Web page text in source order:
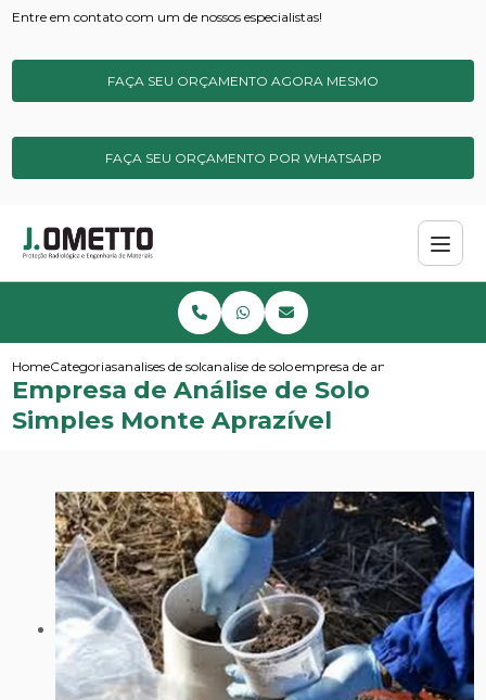
Entre em contato com um de nossos especialistas!
FAÇA SEU ORÇAMENTO AGORA MESMO
FAÇA SEU ORÇAMENTO POR WHATSAPP
HomeCategoriasanalises de solos e sedimentosanalise de solo micronutrientes
empresa de analise de solo
Empresa de Análise de Solo
Simples Monte Aprazível